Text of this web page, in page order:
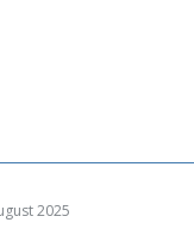
2025